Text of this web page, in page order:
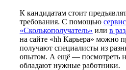
К кандидатам стоит
требования. С помощью
«Сколькополучатель» или в
на сайте «hh Карьера» можно
получают специалисты из
опытом. А ещё — посмотреть
обладают нужные работники.